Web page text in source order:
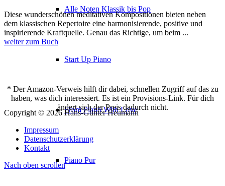
Alle Noten Klassik bis Pop
Start Up Piano
From Piano With Love
Piano Pur
Diese wunderschönen meditativen Kompositionen bieten neben
dem klassischen Repertoire eine harmonisierende, positive und
inspirierende Kraftquelle. Genau das Richtige, um beim ...
weiter zum Buch
* Der Amazon-Verweis hilft dir dabei, schnellen Zugriff auf das zu
haben, was dich interessiert. Es ist ein Provisions-Link. Für dich
ändert sich der Preis dadurch nicht.
Copyright © 2026 Hans-Günter Heumann
Impressum
Datenschutzerklärung
Kontakt
Nach oben scrollen